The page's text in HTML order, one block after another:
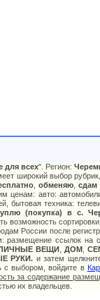
для всех". Регион:
широкий выбор
обменяю сдам
ценам: авто:
бытовая техника:
(покупка) в с.
возможность
России после
размещение ссылок
ВЕЩИ, ДОМ,
РУКИ. и затем
с выбором, войдите в
за содержание
их владельцев.